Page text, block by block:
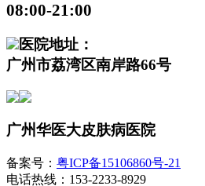
08:00-21:00
医院地址：
广州市荔湾区南岸路66号
广州华医大皮肤病医院
备案号： 粤ICP备15106860号-21
电话热线：153-2233-8929